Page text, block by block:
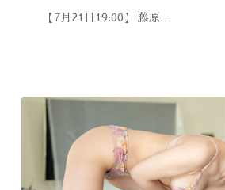
【7月21日19:00】 藤原…